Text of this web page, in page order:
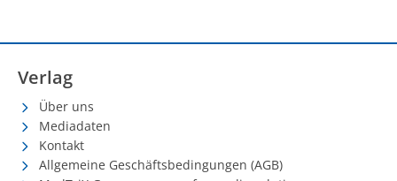
Verlag
Über uns
Mediadaten
Kontakt
Allgemeine Geschäftsbedingungen (AGB)